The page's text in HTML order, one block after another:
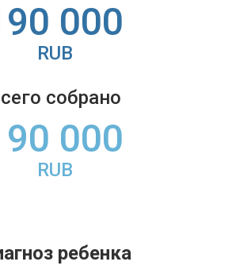
000
RUB
собрано
000
RUB
ребенка